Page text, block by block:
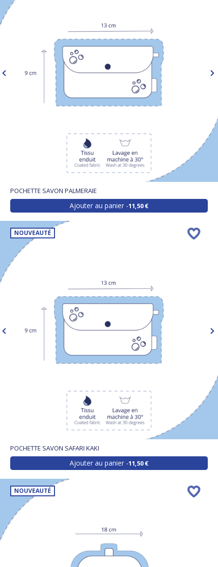
POCHETTE SAVON PALMERAIE
Ajouter au panier 11,50 €
NOUVEAUTÉ
POCHETTE SAVON SAFARI KAKI
Ajouter au panier 11,50 €
NOUVEAUTÉ